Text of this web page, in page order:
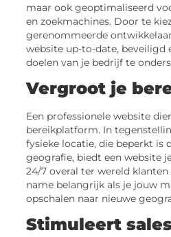
maar ook geoptimaliseerd
en zoekmachines. Door te
gerenommeerde
website up-to-date, beveiligd
doelen van je bedrijf te
Vergroot je
Een professionele website
bereikplatform. In
fysieke locatie, die beperkt is
geografie, biedt een website
24/7 overal ter wereld
name belangrijk als je jouw
opschalen naar nieuwe
Stimuleert sales